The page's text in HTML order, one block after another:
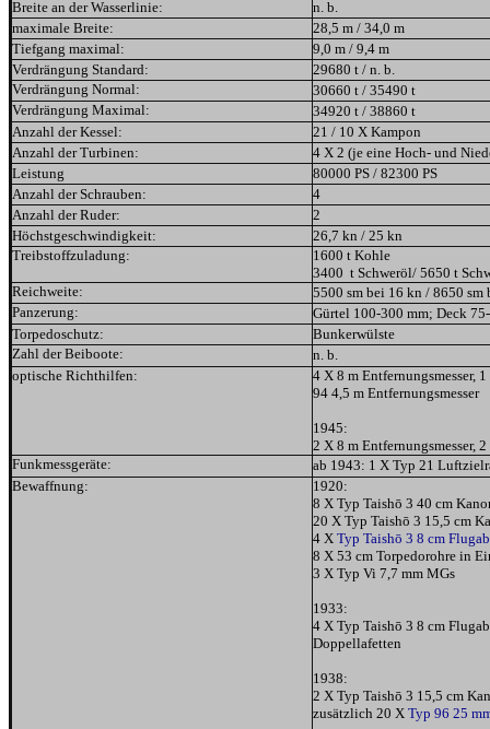
Breite an der Wasserlinie:
n. b.
maximale Breite:
28,5 m / 34,0 m
Tiefgang maximal:
9,0 m / 9,4 m
Verdrängung Standard:
29680 t / n. b.
Verdrängung Normal:
30660 t / 35490 t
Verdrängung Maximal:
34920 t / 38860 t
Anzahl der Kessel:
21 / 10 X Kampon
Anzahl der Turbinen:
4 X 2 (je eine Hoch- und
Leistung
80000 PS / 82300 PS
Anzahl der Schrauben:
4
Anzahl der Ruder:
2
Höchstgeschwindigkeit:
26,7 kn / 25 kn
Treibstoffzuladung:
1600 t Kohle
3400 t Schweröl/ 5650 t
Reichweite:
5500 sm bei 16 kn / 8650 sm
Panzerung:
Gürtel 100-300 mm; Deck
Torpedoschutz:
Bunkerwülste
Zahl der Beiboote:
n. b.
optische Richthilfen:
4 X 8 m Entfernungsmesser,
94 4,5 m Entfernungsmesser
1945:
2 X 8 m Entfernungsmesser,
Funkmessgeräte:
ab 1943: 1 X Typ 21
Bewaffnung:
1920:
8 X Typ Taishō 3 40 cm
20 X Typ Taishō 3 15,5 cm
4 X Typ Taishō 3 8 cm
8 X 53 cm Torpedorohre in
3 X Typ Vi 7,7 mm MGs
1933:
4 X Typ Taishō 3 8 cm
Doppellafetten
1938:
2 X Typ Taishō 3 15,5 cm
zusätzlich 20 X Typ 96 25